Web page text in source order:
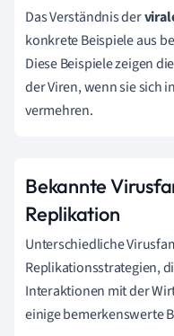
Das Verständnis der
konkrete Beispiele aus
Diese Beispiele zeigen
der Viren, wenn sie sich
vermehren.
Bekannte
Replikation
Unterschiedliche
Replikationsstrategien,
Interaktionen mit der
einige bemerkenswerte